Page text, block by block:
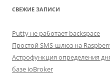
СВЕЖИЕ ЗАПИСИ
Putty не работает backspace
Простой SMS-шлюз на
Астрофункция определения
базе ioBroker